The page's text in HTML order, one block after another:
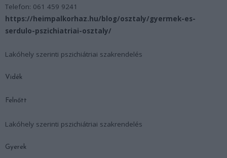
Telefon: 061 459 9241
https://heimpalkorhaz.hu/blog/osztaly/gyermek-es-
serdulo-pszichiatriai-osztaly/
Lakóhely szerinti pszichiátriai szakrendelés
Vidék
Felnőtt
Lakóhely szerinti pszichiátriai szakrendelés
Gyerek